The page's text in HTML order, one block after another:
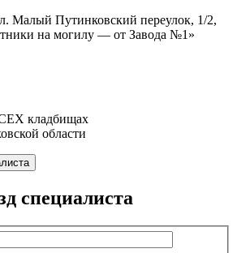
Малый Путинковский переулок, 1/2,
на могилу — от Завода №1»
кладбищах
области
специалиста